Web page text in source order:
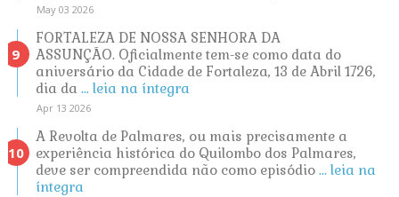
May 03 2026
FORTALEZA DE NOSSA SENHORA DA
ASSUNÇÃO. Oficialmente tem-se como data do
aniversário da Cidade de Fortaleza, 13 de Abril 1726,
dia da ... leia na íntegra
Apr 13 2026
A Revolta de Palmares, ou mais precisamente a
experiência histórica do Quilombo dos Palmares,
deve ser compreendida não como episódio ... leia na
íntegra